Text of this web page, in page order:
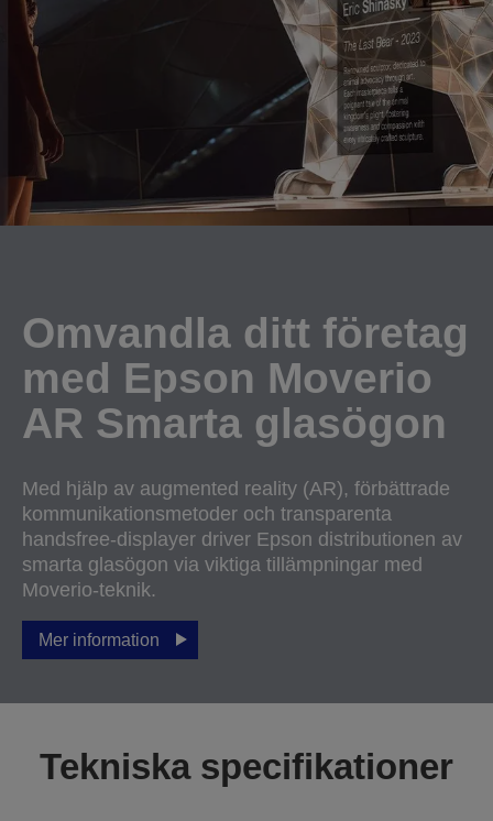
Omvandla ditt företag
med Epson Moverio
AR Smarta glasögon
Med hjälp av augmented reality (AR), förbättrade
kommunikationsmetoder och transparenta
handsfree-displayer driver Epson distributionen av
smarta glasögon via viktiga tillämpningar med
Moverio-teknik.
Mer information
Tekniska specifikationer